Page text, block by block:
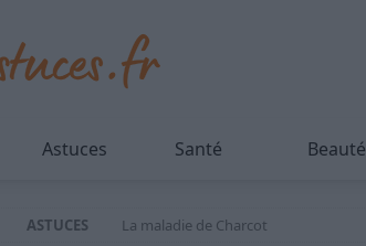
Astuces Santé Beauté
ASTUCES La maladie de Charcot